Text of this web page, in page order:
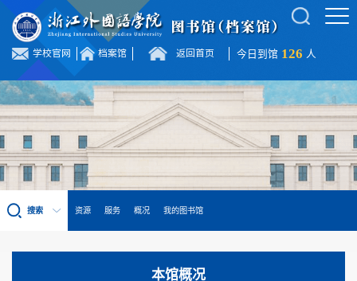
学校官网 档案馆 返回首页 今日到馆 126 人
搜索 资源 服务 概况 我的图书馆
本馆概况